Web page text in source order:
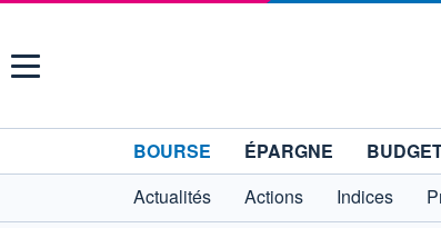
Menu
BOURSE ÉPARGNE
Actualités
Actions Indices